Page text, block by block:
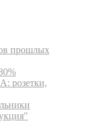
прошлых
розетки,